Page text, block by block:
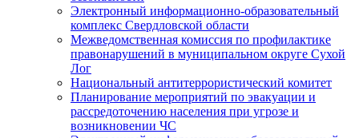
Электронный информационно-образовательный
комплекс Cвердловской области
Межведомственная комиссия по профилактике
правонарушений в муниципальном округе Сухой
Лог
Национальный антитеррористический комитет
Планирование мероприятий по эвакуации и
рассредоточению населения при угрозе и
возникновении ЧС